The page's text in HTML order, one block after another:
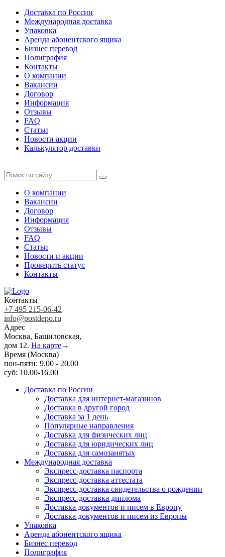
Доставка по России
Международная доставка
Упаковка
Аренда абонентского ящика
Бизнес перевод
Полиграфия
Контакты
О компании
Вакансии
Договор
Информация
Отзывы
FAQ
Статьи
Новости акции
Калькулятор доставки
О компании
Вакансии
Договор
Информация
Отзывы
FAQ
Статьи
Новости и акции
Проверить статус
Контакты
Контакты
+7 495 215-06-42
info@postdepo.ru
Адрес
Москва, Башиловская,
дом 12. На карте→
Время (Москва)
пон-пятн: 9.00 - 20.00
суб: 10.00-16.00
Доставка по России
Доставка для интернет-магазинов
Доставка в другой город
Доставка за 1 день
Популярные направления
Доставка для физических лиц
Доставка для юридических лиц
Доставка для самозанятых
Международная доставка
Экспресс-доставка паспорта
Экспресс-доставка аттестата
Экспресс-доставка свидетельства о рождении
Экспресс-доставка диплома
Доставка документов и писем в Европу
Доставка документов и писем из Европы
Упаковка
Аренда абонентского ящика
Бизнес перевод
Полиграфия